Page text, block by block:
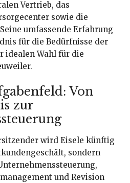
Vertrieb, das
sowie die
umfassende Erfahrung
für die Bedürfnisse der
idealen Wahl für die
Von
zur
wird Eisele künftig
sondern
und Revision